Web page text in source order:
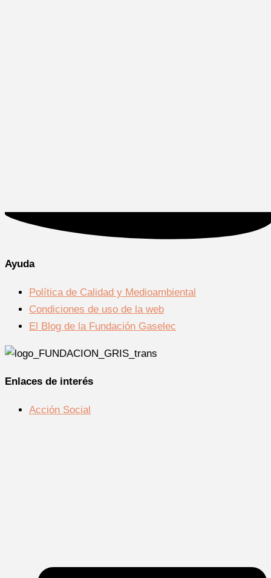
Ayuda
Política de Calidad y Medioambiental
Condiciones de uso de la web
El Blog de la Fundación Gaselec
Enlaces de interés
Acción Social